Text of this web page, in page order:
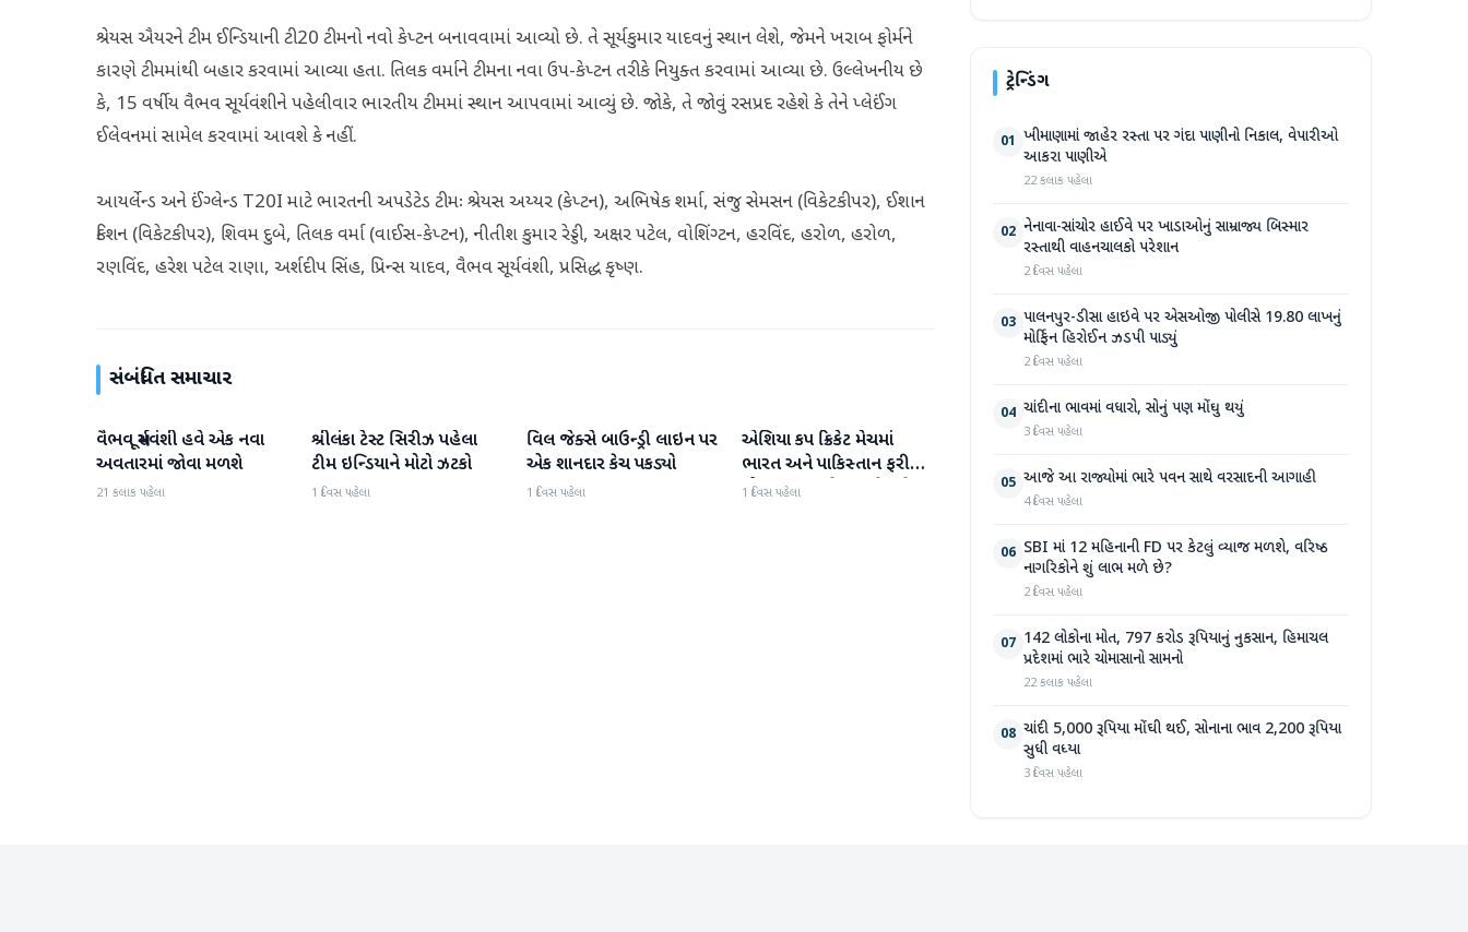
શ્રેયસ ઐયરને ટીમ ઈન્ડિયાની ટી20 ટીમનો નવો કેપ્ટન બનાવવામાં આવ્યો છે. તે સૂર્યકુમાર યાદવનું સ્થાન લેશે, જેમને ખરાબ ફોર્મને
કારણે ટીમમાંથી બહાર કરવામાં આવ્યા હતા. તિલક વર્માને ટીમના નવા ઉપ-કેપ્ટન તરીકે નિયુક્ત કરવામાં આવ્યા છે. ઉલ્લેખનીય છે
કે, 15 વર્ષીય વૈભવ સૂર્યવંશીને પહેલીવાર ભારતીય ટીમમાં સ્થાન આપવામાં આવ્યું છે. જોકે, તે જોવું રસપ્રદ રહેશે કે તેને પ્લેઈંગ
ઈલેવનમાં સામેલ કરવામાં આવશે કે નહીં.
આયર્લેન્ડ અને ઈંગ્લેન્ડ T20I માટે ભારતની અપડેટેડ ટીમઃ શ્રેયસ અય્યર (કેપ્ટન), અભિષેક શર્મા, સંજુ સેમસન (વિકેટકીપર), ઈશાન
કિશન (વિકેટકીપર), શિવમ દુબે, તિલક વર્મા (વાઈસ-કેપ્ટન), નીતીશ કુમાર રેડ્ડી, અક્ષર પટેલ, વોશિંગ્ટન, હરવિંદ, હરોળ, હરોળ,
રણવિંદ, હરેશ પટેલ રાણા, અર્શદીપ સિંહ, પ્રિન્સ યાદવ, વૈભવ સૂર્યવંશી, પ્રસિદ્ધ કૃષ્ણ.
સંબંધિત સમાચાર
રમતગમત
વૈભવ સૂર્યવંશી હવે એક નવા
અવતારમાં જોવા મળશે
21 કલાક પહેલા
રમતગમત
શ્રીલંકા ટેસ્ટ સિરીઝ પહેલા
ટીમ ઇન્ડિયાને મોટો ઝટકો
1 દિવસ પહેલા
રમતગમત
વિલ જેક્સે બાઉન્ડ્રી લાઇન પર
એક શાનદાર કેચ પકડ્યો
1 દિવસ પહેલા
રમતગમત
એશિયા કપ ક્રિકેટ મેચમાં
ભારત અને પાકિસ્તાન ફરી
એકવાર આમને-સામને થશે
1 દિવસ પહેલા
ટ્રેન્ડિંગ
01 ખીમાણામાં જાહેર રસ્તા પર ગંદા પાણીનો નિકાલ, વેપારીઓ
આકરા પાણીએ
22 કલાક પહેલા
02 નેનાવા-સાંચોર હાઈવે પર ખાડાઓનું સામ્રાજ્ય બિસ્માર
રસ્તાથી વાહનચાલકો પરેશાન
2 દિવસ પહેલા
03 પાલનપુર-ડીસા હાઇવે પર એસઓજી પોલીસે 19.80 લાખનું
મોર્ફિન હિરોઈન ઝડપી પાડ્યું
2 દિવસ પહેલા
04 ચાંદીના ભાવમાં વધારો, સોનું પણ મોંઘુ થયું
3 દિવસ પહેલા
05 આજે આ રાજ્યોમાં ભારે પવન સાથે વરસાદની આગાહી
4 દિવસ પહેલા
06 SBI માં 12 મહિનાની FD પર કેટલું વ્યાજ મળશે, વરિષ્ઠ
નાગરિકોને શું લાભ મળે છે?
2 દિવસ પહેલા
07 142 લોકોના મોત, 797 કરોડ રૂપિયાનું નુકસાન, હિમાચલ
પ્રદેશમાં ભારે ચોમાસાનો સામનો
22 કલાક પહેલા
08 ચાંદી 5,000 રૂપિયા મોંઘી થઈ, સોનાના ભાવ 2,200 રૂપિયા
સુધી વધ્યા
3 દિવસ પહેલા